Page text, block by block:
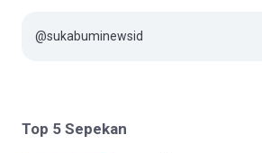
@sukabuminewsid
Top 5 Sepekan